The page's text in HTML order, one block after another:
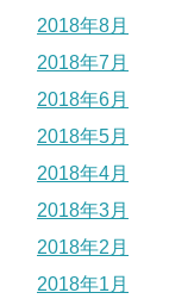
2018年8月
2018年7月
2018年6月
2018年5月
2018年4月
2018年3月
2018年2月
2018年1月